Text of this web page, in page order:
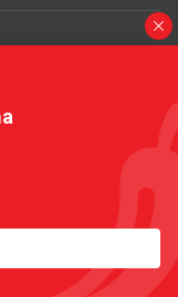
© 2026 Index